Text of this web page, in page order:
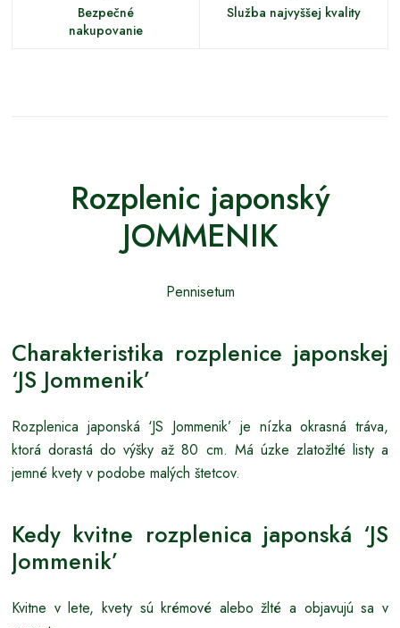
Bezpečné
nakupovanie
Služba najvyššej kvality
Rozplenic japonský
JOMMENIK
Pennisetum
Charakteristika rozplenice japonskej
‘JS Jommenik’
Rozplenica japonská ‘JS Jommenik’ je nízka okrasná tráva,
ktorá dorastá do výšky až 80 cm. Má úzke zlatožlté listy a
jemné kvety v podobe malých štetcov.
Kedy kvitne rozplenica japonská ‘JS
Jommenik’
Kvitne v lete, kvety sú krémové alebo žlté a objavujú sa v